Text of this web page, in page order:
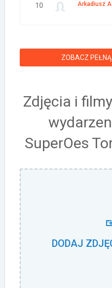
10 Arkadiusz
ZOBACZ
Zdjęcia i
SuperOes
DODAJ